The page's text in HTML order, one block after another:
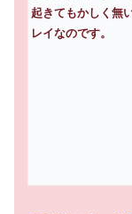
起きてもかしく無
レイなのです。